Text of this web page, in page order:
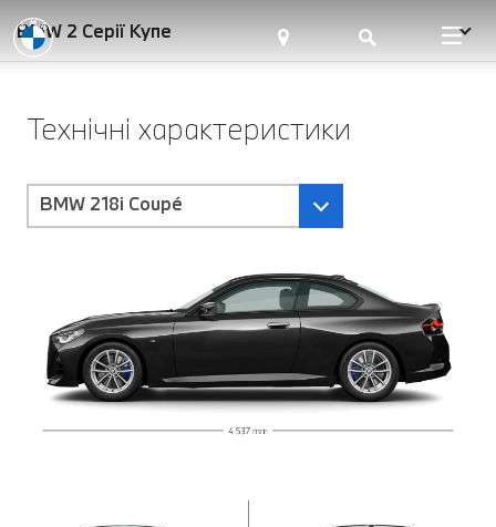
BMW 2 Серії Купе
Технічні характеристики
BMW 218i Coupé